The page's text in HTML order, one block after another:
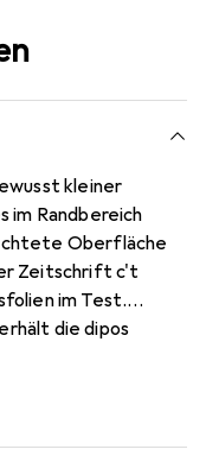
kleiner
im Randbereich
Oberfläche
Zeitschrift c't
im Test.
die dipos
das Poco F2 Pro